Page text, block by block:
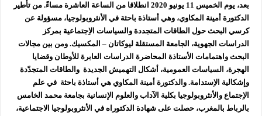
بعد، يوم الخميس 11 يونيو 2020 انطلاقا من الساعة العاشرة مساءً. من تأطير
الدكتورة أمينة المكاوي، وهي أستاذة باحثة في الأنثروبولوجيا، مسؤولة عن
كرسي البحث حول الطاقات المتجددة والسياسات الاِجتماعية بمركز
الدراسات الجهوية، الجامعة المستقلة ليوكاتان – المكسيك. ومن بين مجالات
البحث واهتمامات الأستاذة المحاضرة الدراسات العابرة للأوطان وقضايا
الهجرة، السياسات العمومية، أشكال التهميش الجديدة والطاقات المتجدّدة
وإشكالية الاِستدامة. والدكتورة أمينة المكاوي هي أستاذة باحثة في علم
الاِجتماع والأنثروبولوجيا بكلية الآداب والعلوم الإنسانية بجامعة محمد الخامس
بالرباط بالمغرب، حصلت على شهادة الدكتوراه في الأنثروبولوجيا الاجتماعية،